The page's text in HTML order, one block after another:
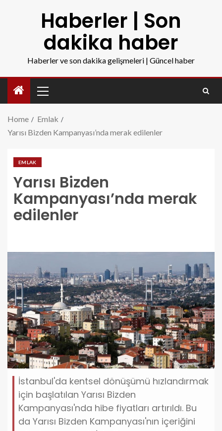
Haberler | Son
dakika haber
Haberler ve son dakika gelişmeleri | Güncel haber
Home
Emlak
Yarısı Bizden Kampanyası’nda merak edilenler
EMLAK
Yarısı Bizden
Kampanyası’nda merak
edilenler
İstanbul'da kentsel dönüşümü hızlandırmak
için başlatılan Yarısı Bizden
Kampanyası'nda hibe fiyatları artırıldı. Bu
da Yarısı Bizden Kampanyası'nın içeriğini